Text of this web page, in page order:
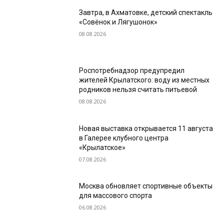
Завтра, в Ахматовке, детский спектакль
«Совёнок и Лягушонок»
08.08.2026
Роспотребнадзор предупредил
жителей Крылатского: воду из местных
родников нельзя считать питьевой
08.08.2026
Новая выставка открывается 11 августа
в Галерее клубного центра
«Крылатское»
07.08.2026
Москва обновляет спортивные объекты
для массового спорта
06.08.2026